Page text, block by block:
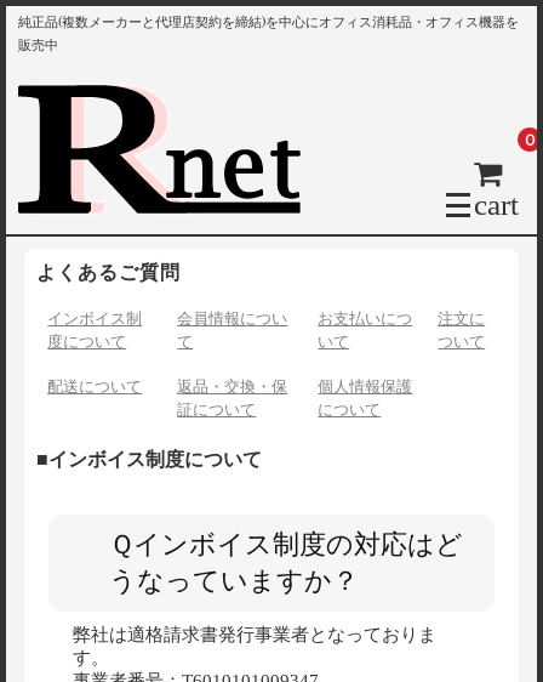
純正品(複数メーカーと代理店契約を締結)を中心にオフィス消耗品・オフィス機器を
販売中
cart
0
よくあるご質問
インボイス制
度について
会員情報につい
て
お支払いにつ
いて
注文に
ついて
配送について
返品・交換・保
証について
個人情報保護
について
■インボイス制度について
Ｑインボイス制度の対応はど
うなっていますか？
弊社は適格請求書発行事業者となっておりま
す。